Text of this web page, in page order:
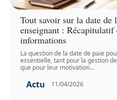
Tout savoir sur la date de
enseignant : Récapitulatif
informations
La question de la date de paie
essentielle, tant pour la gestion
que pour leur motivation…
Actu 11/04/2026